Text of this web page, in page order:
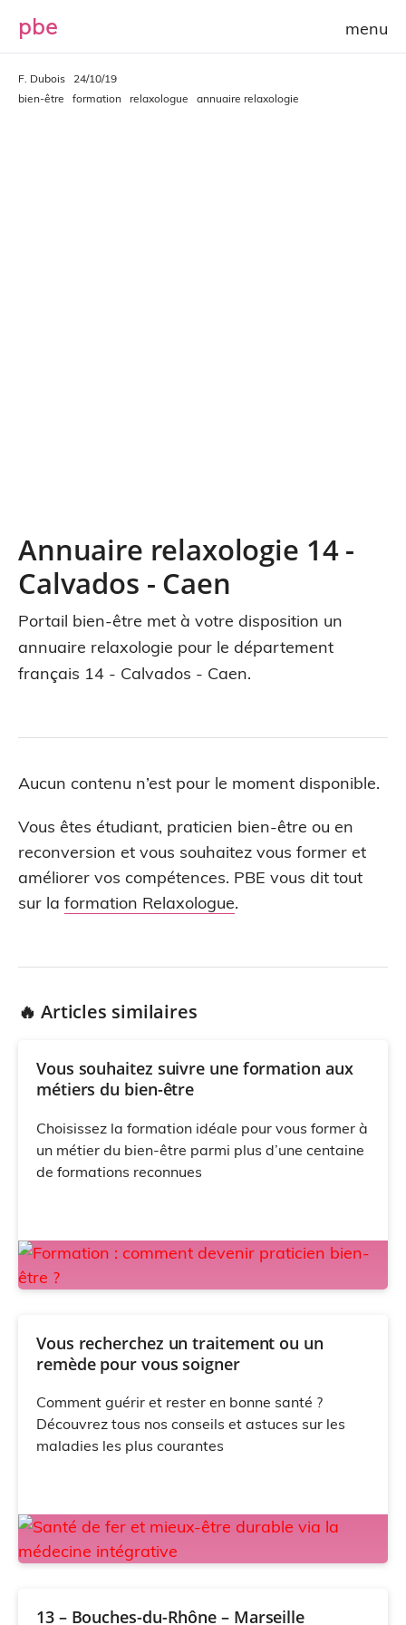
pbe
F. Dubois
24/10/19
bien-être
formation relaxologue annuaire relaxologie
Annuaire relaxologie 14 -
Calvados - Caen
Portail bien-être met à votre disposition un
annuaire relaxologie pour le département
français 14 - Calvados - Caen.
Aucun contenu n’est pour le moment disponible.
Vous êtes étudiant, praticien bien-être ou en
reconversion et vous souhaitez vous former et
améliorer vos compétences. PBE vous dit tout
sur la formation Relaxologue.
🔥 Articles similaires
Vous souhaitez suivre une formation aux
métiers du bien-être
Choisissez la formation idéale pour vous former à
un métier du bien-être parmi plus d’une centaine
de formations reconnues
Vous recherchez un traitement ou un
remède pour vous soigner
Comment guérir et rester en bonne santé ?
Découvrez tous nos conseils et astuces sur les
maladies les plus courantes
13 – Bouches-du-Rhône – Marseille